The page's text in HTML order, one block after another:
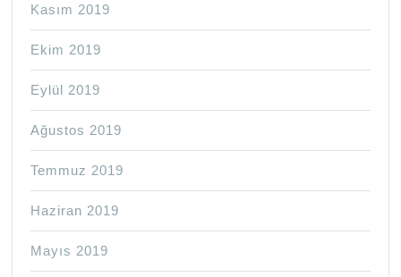
Kasım 2019
Ekim 2019
Eylül 2019
Ağustos 2019
Temmuz 2019
Haziran 2019
Mayıs 2019